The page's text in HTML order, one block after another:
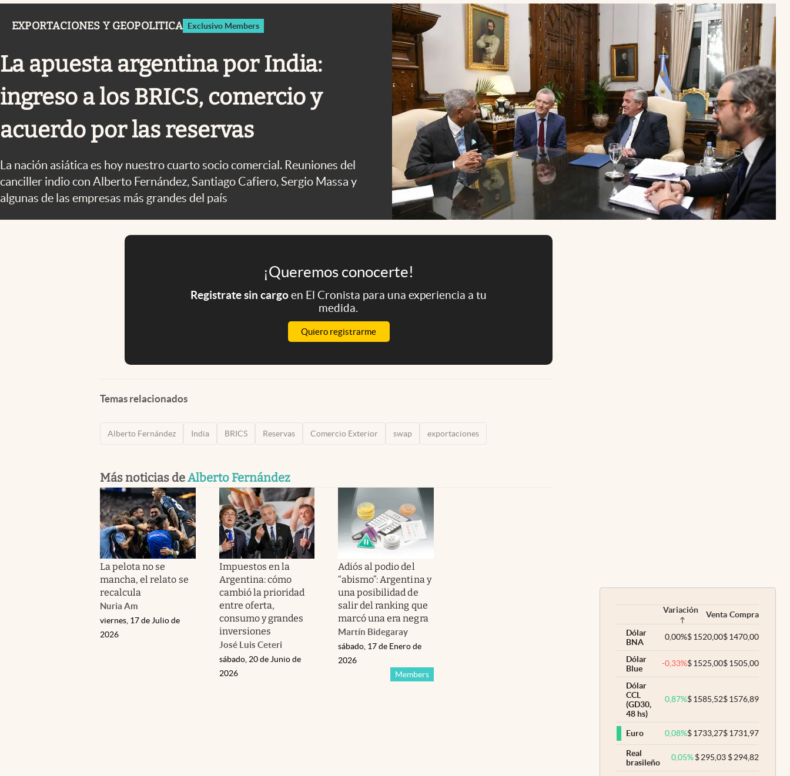
Uruguay
Infotechnology
Clase
Mundial 2026
Eventos Corporativos
Mediakit
abre en nueva pestaña
EXPORTACIONES Y GEOPOLITICA Exclusivo Members
La apuesta argentina por India:
ingreso a los BRICS, comercio y
acuerdo por las reservas
La nación asiática es hoy nuestro cuarto socio comercial. Reuniones del
canciller indio con Alberto Fernández, Santiago Cafiero, Sergio Massa y
algunas de las empresas más grandes del país
¡Queremos conocerte!
Registrate sin cargoen El Cronista para una experiencia a tu
medida.
Quiero registrarme
Temas relacionados
Alberto Fernández India BRICS Reservas Comercio Exterior swap exportaciones
Más noticias deAlberto Fernández
La pelota no se
mancha, el relato se
recalcula
Nuria Am
viernes, 17 de Julio de
2026
Impuestos en la
Argentina: cómo
cambió la prioridad
entre oferta,
consumo y grandes
inversiones
José Luis Ceteri
sábado, 20 de Junio de
2026
Adiós al podio del
“abismo”: Argentina y
una posibilidad de
salir del ranking que
marcó una era negra
Martín Bidegaray
Members
sábado, 17 de Enero de
2026
Variación Venta Compra
Dólar
BNA
0,00%$1520,00$1470,00
Dólar
Blue
-0,33%$1525,00$1505,00
Dólar
CCL
(GD30,
48 hs)
0,87%$1585,52$1576,89
Euro 0,08%$1733,27$1731,97
Real
brasileño
0,05% $295,03 $294,82